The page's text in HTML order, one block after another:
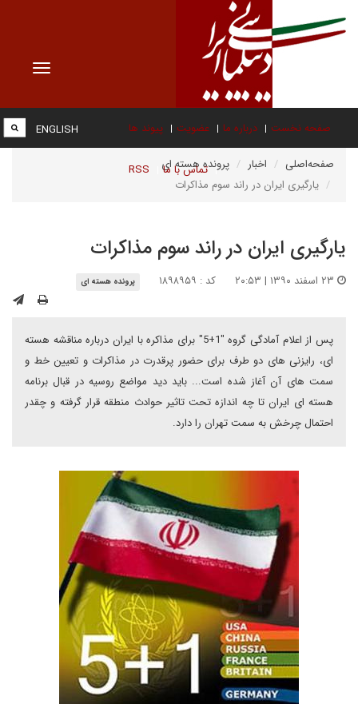
Toggle
صفحه نخست درباره ما عضویت پیوند ها
تماس با ما RSS
ENGLISH
صفحه‌اصلی اخبار
پرونده هسته ای
یارگیری ایران در راند سوم مذاکرات
یارگیری ایران در راند سوم مذاکرات
کد : ۱۸۹۸۹۵۹ پرونده هسته ای
پس از اعلام آمادگی گروه "1+5" برای مذاکره با ایران درباره مناقشه هسته
ای، رایزنی های دو طرف برای حضور پرقدرت در مذاکرات و تعیین خط و
سمت های آن آغاز شده است... باید دید مواضع روسیه در قبال برنامه
هسته ای ایران تا چه اندازه تحت تاثیر حوادث منطقه قرار گرفته و چقدر
احتمال چرخش به سمت تهران را دارد.